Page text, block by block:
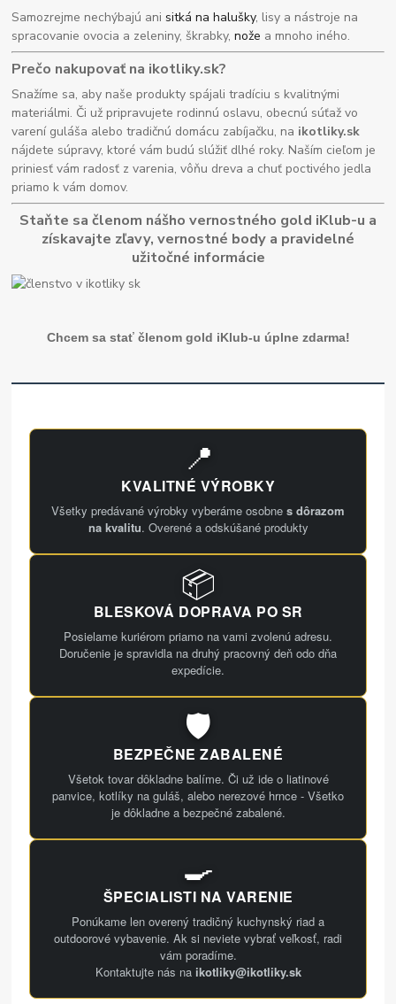
Samozrejme nechýbajú anisitká na halušky, lisy a nástroje na
spracovanie ovocia a zeleniny, škrabky,nože a mnoho iného.
Prečo nakupovať na ikotliky.sk?
Snažíme sa, aby naše produkty spájali tradíciu s kvalitnými
materiálmi. Či už pripravujete rodinnú oslavu, obecnú súťaž vo
varení guláša alebo tradičnú domácu zabíjačku, na ikotliky.sk
nájdete súpravy, ktoré vám budú slúžiť dlhé roky. Naším cieľom je
priniesť vám radosť z varenia, vôňu dreva a chuť poctivého jedla
priamo k vám domov.
Staňte sa členom nášho vernostného gold iKlub-u a
získavajte zľavy, vernostné body a pravidelné
užitočné informácie
Chcem sa stať členom gold iKlub-u úplne zdarma!
📍
KVALITNÉ VÝROBKY
Všetky predávané výrobky vyberáme osobne s dôrazom
na kvalitu. Overené a odskúšané produkty
📦
BLESKOVÁ DOPRAVA PO SR
Posielame kuriérom priamo na vami zvolenú adresu.
Doručenie je spravidla na druhý pracovný deň odo dňa
expedície.
🛡️
BEZPEČNE ZABALENÉ
Všetok tovar dôkladne balíme. Či už ide o liatinové
panvice, kotlíky na guláš, alebo nerezové hrnce - Všetko
je dôkladne a bezpečné zabalené.
🍳
ŠPECIALISTI NA VARENIE
Ponúkame len overený tradičný kuchynský riad a
outdoorové vybavenie. Ak si neviete vybrať veľkosť, radi
vám poradíme.
Kontaktujte nás na ikotliky@ikotliky.sk